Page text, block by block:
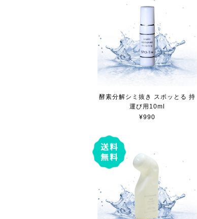
酵素分解シミ抜き スポッとる 持
運び用10ml
¥990